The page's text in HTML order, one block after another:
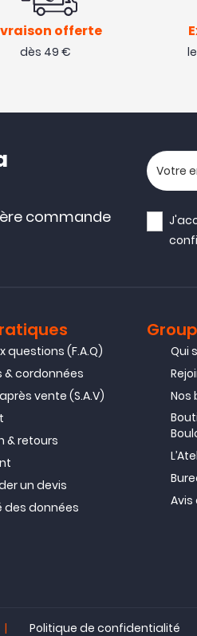
offerte
dès 49 €
commande
Votre
questions (F.A.Q)
& cordonnées
vente (S.A.V)
& retours
un devis
des données
Qui
Nos
Avis
| Politique de confidentialité